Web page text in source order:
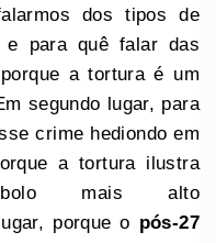
dos tipos de
e para quê falar das
a tortura é um
segundo lugar, para
crime hediondo em
a tortura ilustra
mais alto
porque o pós-27